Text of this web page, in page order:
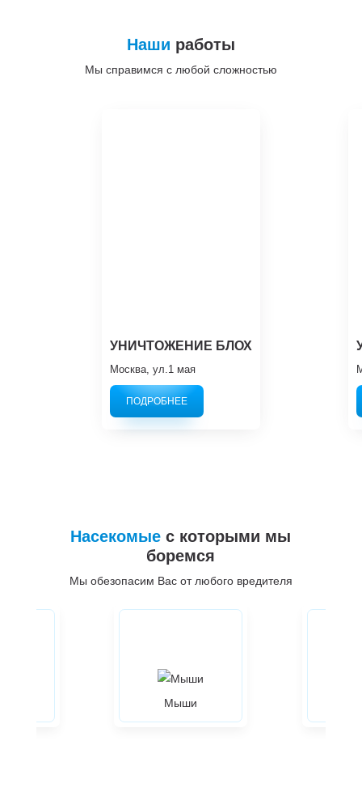
Наши работы
Мы справимся с любой сложностью
УНИЧТОЖЕНИЕ БЛОХ
Москва, ул.1 мая
ПОДРОБНЕЕ
Насекомые с которыми мы
боремся
Мы обезопасим Вас от любого вредителя
Мыши